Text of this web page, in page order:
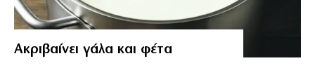
Aκριβαίνει γάλα και φέτα